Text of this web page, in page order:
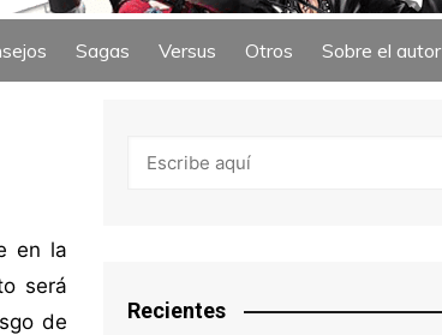
Sagas Versus Otros Sobre el autor
en la
será
de
Recientes